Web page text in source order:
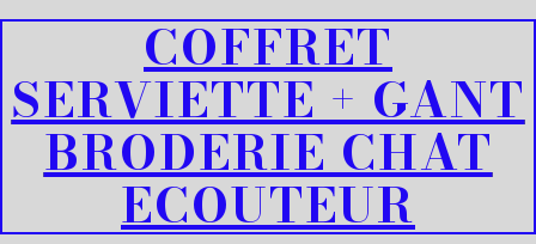
COFFRET
SERVIETTE + GANT
BRODERIE CHAT
ECOUTEUR